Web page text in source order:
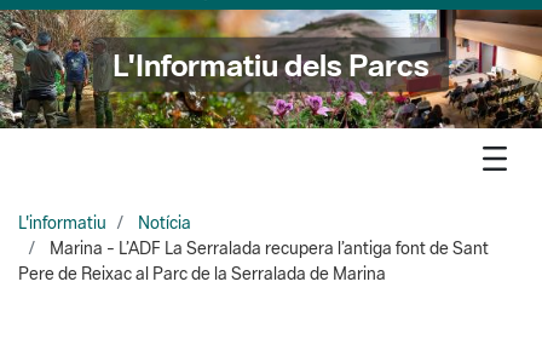
L'informatiu
Notícia
Marina - L’ADF La Serralada recupera l’antiga font de Sant
Marina El Parc n’ha fet la senyalització